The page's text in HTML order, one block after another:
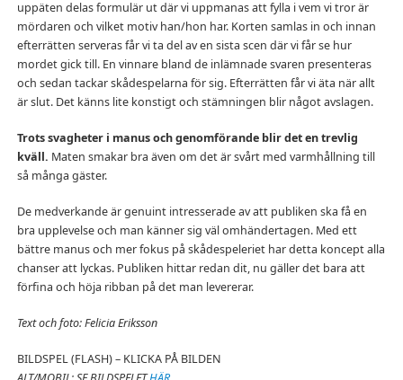
uppäten delas formulär ut där vi uppmanas att fylla i vem vi tror är
mördaren och vilket motiv han/hon har. Korten samlas in och innan
efterrätten serveras får vi ta del av en sista scen där vi får se hur
mordet gick till. En vinnare bland de inlämnade svaren presenteras
och sedan tackar skådespelarna för sig. Efterrätten får vi äta när allt
är slut. Det känns lite konstigt och stämningen blir något avslagen.
Trots svagheter i manus och genomförande blir det en trevlig
kväll. Maten smakar bra även om det är svårt med varmhållning till
så många gäster.
De medverkande är genuint intresserade av att publiken ska få en
bra upplevelse och man känner sig väl omhändertagen. Med ett
bättre manus och mer fokus på skådespeleriet har detta koncept alla
chanser att lyckas. Publiken hittar redan dit, nu gäller det bara att
förfina och höja ribban på det man levererar.
Text och foto: Felicia Eriksson
BILDSPEL (FLASH) – KLICKA PÅ BILDEN